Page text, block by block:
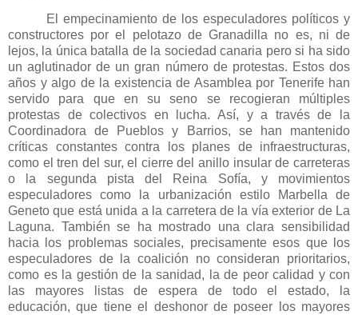
El empecinamiento de los especuladores políticos y
constructores por el pelotazo de Granadilla no es, ni de
lejos, la única batalla de la sociedad canaria pero si ha sido
un aglutinador de un gran número de protestas. Estos dos
años y algo de la existencia de Asamblea por Tenerife han
servido para que en su seno se recogieran múltiples
protestas de colectivos en lucha. Así, y a través de
la
Coordinadora de Pueblos y Barrios, se han mantenido
críticas constantes contra los planes de infraestructuras,
como el tren del sur, el cierre del anillo insular de carreteras
o la segunda pista del Reina Sofía, y movimientos
especuladores como la urbanización estilo Marbella de
Geneto que está unida a la carretera de la vía exterior de La
Laguna. También se ha mostrado una clara sensibilidad
hacia los problemas sociales, precisamente esos que los
especuladores de la coalición no consideran prioritarios,
como es la gestión de la sanidad, la de peor calidad y con
las mayores listas de espera de todo el estado, la
educación, que tiene el deshonor de poseer los mayores